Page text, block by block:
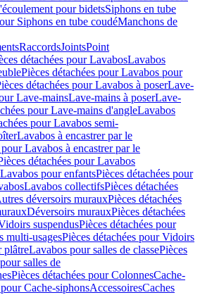
pour bidetsSiphons en tube
Siphons en tube coudéManchons de
RaccordsJointsPoint
détachées pour LavabosLavabos
Pièces détachées pour Lavabos pour
détachées pour Lavabos à poserLave-
Lave-mainsLave-mains à poserLave-
pour Lave-mains d'angleLavabos
pour Lavabos semi-
Lavabos à encastrer par le
Lavabos à encastrer par le
détachées pour Lavabos
Lavabos pour enfantsPièces détachées pour
Lavabos collectifsPièces détachées
déversoirs murauxPièces détachées
Déversoirs murauxPièces détachées
suspendusPièces détachées pour
multi-usagesPièces détachées pour Vidoirs
plâtreLavabos pour salles de classePièces
salles de
Pièces détachées pour ColonnesCache-
Cache-siphonsAccessoiresCaches